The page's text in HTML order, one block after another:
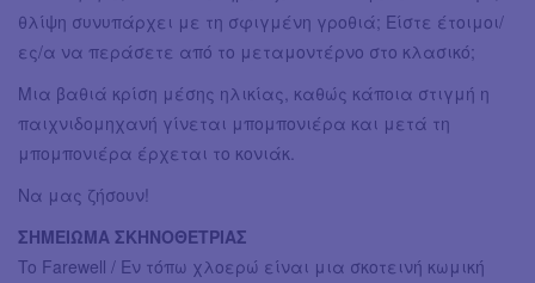
θλίψη συνυπάρχει με τη σφιγμένη γροθιά; Είστε έτοιμοι/
ες/α να περάσετε από το μεταμοντέρνο στο κλασικό;
Μια βαθιά κρίση μέσης ηλικίας, καθώς κάποια στιγμή η
παιχνιδομηχανή γίνεται μπομπονιέρα και μετά τη
μπομπονιέρα έρχεται το κονιάκ.
Να μας ζήσουν!
ΣΗΜΕΙΩΜΑ ΣΚΗΝΟΘΕΤΡΙΑΣ
To Farewell / Εν τόπω χλοερώ είναι μια σκοτεινή κωμική